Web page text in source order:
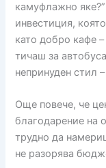
камуфлажно
инвестиция,
като добро кафе
тичаш за
непринуден стил
Още повече, че
благодарение на
трудно да
не разорява